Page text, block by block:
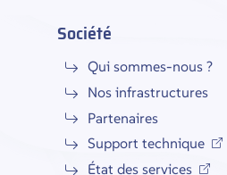
Société
Qui sommes-nous ?
Nos infrastructures
Partenaires
Support technique
État des services